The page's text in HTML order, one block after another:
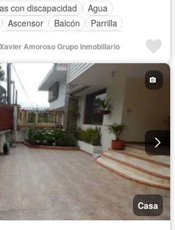
con discapacidad
Agua
Ascensor Balcón
Parrilla
guardianía Jacuzzi Jardín
Patio
Vista panorámica
Wifi
Amoroso Grupo Inmobiliario
Casa